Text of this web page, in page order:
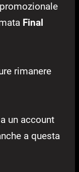
promozionale
Final
rimanere
un account
a questa